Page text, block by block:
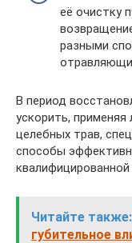
её очистку
разными
В период
ускорить,
целебных трав,
способы
Читайте также:
губительное